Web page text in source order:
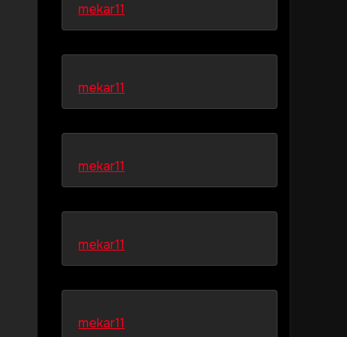
mekar11
mekar11
mekar11
mekar11
mekar11